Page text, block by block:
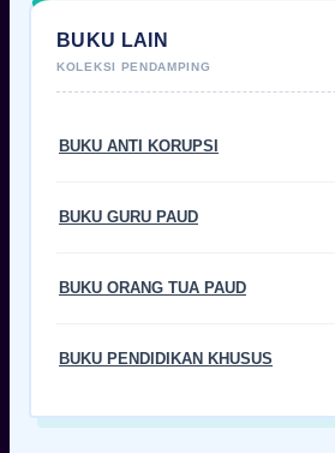
BUKU LAIN
BUKU ANTI KORUPSI
BUKU GURU PAUD
BUKU ORANG TUA PAUD
BUKU PENDIDIKAN KHUSUS